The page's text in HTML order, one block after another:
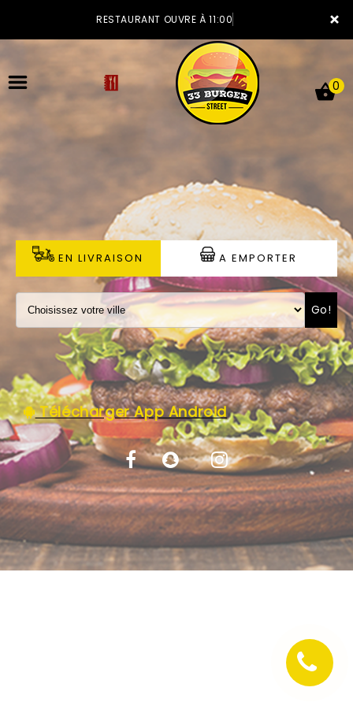
×
RESTAURANT OUVRE À 11:00
LA CARTE
VOTRE COMPTE
NOTRE RESTAURANT
VOS AVIS
MENTIONS LÉGALES
C.G.V
0
EN LIVRAISON A EMPORTER
Go!
Télécharger App Android